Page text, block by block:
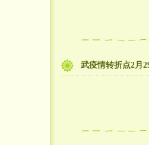
武疫情转折点2月